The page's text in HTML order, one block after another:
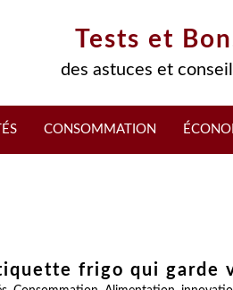
Tests et
des astuces et
CONSOMMATION
frigo qui garde